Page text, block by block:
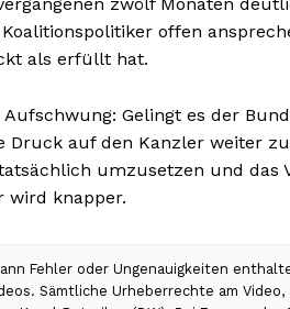
offen
als erfüllt hat.
Gelingt es der
auf den Kanzler weiter
umzusetzen und das
wird knapper.
Fehler oder Ungenauigkeiten
Sämtliche Urheberrechte am